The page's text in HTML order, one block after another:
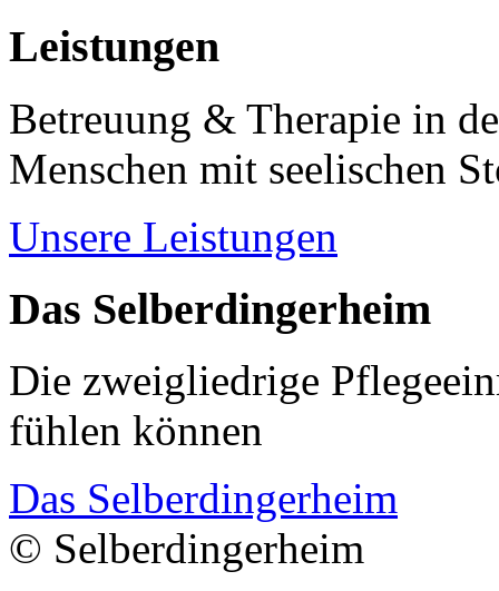
Leistungen
Betreuung & Therapie in
Menschen mit seelischen
Unsere Leistungen
Das Selberdingerheim
Die zweigliedrige
fühlen können
Das Selberdingerheim
© Selberdingerheim